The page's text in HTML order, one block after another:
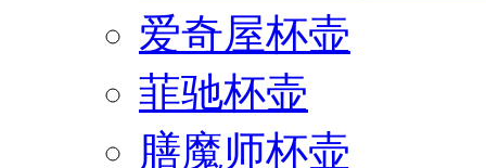
爱奇屋杯壶
菲驰杯壶
膳魔师杯壶